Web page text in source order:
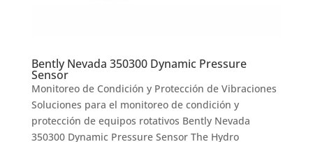
Bently Nevada 350300 Dynamic Pressure
Sensor
Monitoreo de Condición y Protección de Vibraciones
Soluciones para el monitoreo de condición y
protección de equipos rotativos Bently Nevada
350300 Dynamic Pressure Sensor The Hydro